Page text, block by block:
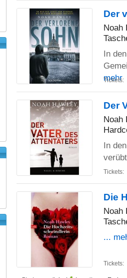
Der
Noah
In
mehr
Tickets:
Der
Noah
In
Tickets:
Die
Noah
...
Tickets: